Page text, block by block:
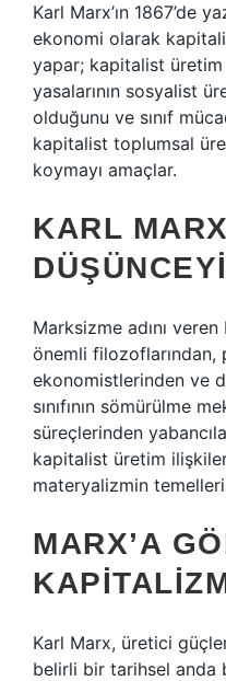
Karl Marx’ın 1867’de
ekonomi olarak
yapar; kapitalist
yasalarının sosyalist
olduğunu ve sınıf
kapitalist toplumsal
koymayı amaçlar.
KARL
Marksizme adını
önemli filozoflarından,
ekonomistlerinden ve
sınıfının sömürülme
süreçlerinden
kapitalist üretim
materyalizmin
MARX’A
Karl Marx, üretici
belirli bir tarihsel anda